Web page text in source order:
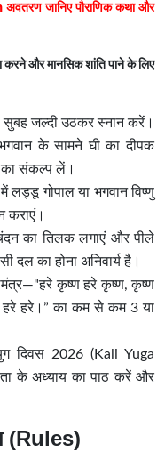
जानिए पौराणिक कथा और
करने और मानसिक शांति पाने के लिए
जल्दी उठकर स्नान करें।
के सामने घी का दीपक
का संकल्प लें।
लड्डू गोपाल या भगवान विष्णु
कराएं।
का तिलक लगाएं और पीले
दल का होना अनिवार्य है।
कृष्ण हरे कृष्ण, कृष्ण
हरे हरे।” का कम से कम 3 या
दिवस 2026 (Kali Yuga
के अध्याय का पाठ करें और
(Rules)